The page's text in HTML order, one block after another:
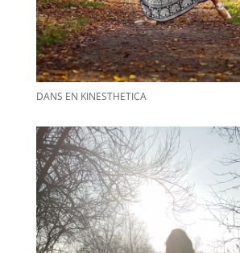
DANS EN KINESTHETICA